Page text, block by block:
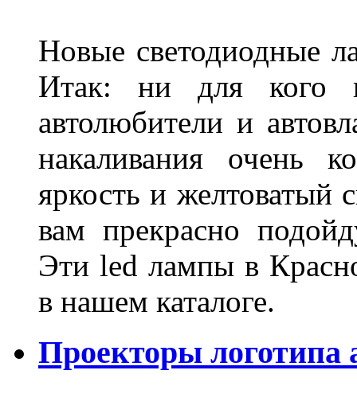
Новые светодиодные
Итак: ни для кого
автолюбители и
накаливания очень
яркость и желтоватый
вам прекрасно
Эти led лампы в
в нашем каталоге.
Проекторы логотипа